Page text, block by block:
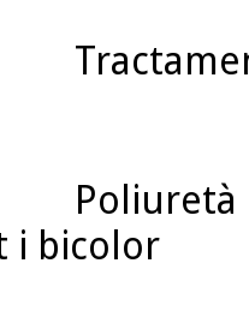
Poliuretà
i bicolor